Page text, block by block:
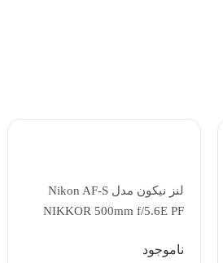
لنز نیکون مدل Nikon NIKKOR
Z 24-70mm f/2.8 S Lens
ناموجود